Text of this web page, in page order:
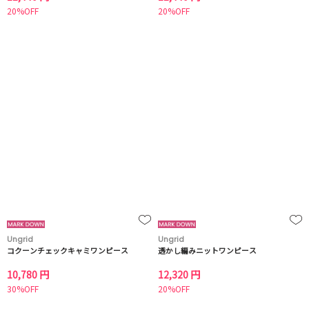
20%OFF 20%OFF
Ungrid
コクーンチェックキャミワンピース
10,780 円
30%OFF
Ungrid
透かし編みニットワンピース
12,320 円
20%OFF